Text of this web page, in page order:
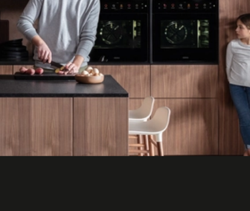
afzuiging?
Dit klinkt ingewikkeld, maar is eenvoudig te begrijpen.
4 meter per seconde naar beneden af. De
kookt alsof je in de frisse lucht staat.